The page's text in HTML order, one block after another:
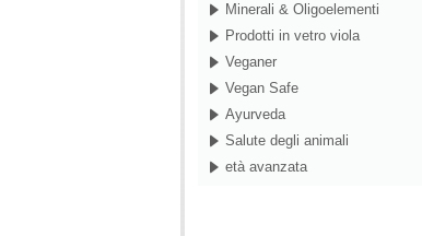
Minerali & Oligoelementi
Prodotti in vetro viola
Veganer
Vegan Safe
Ayurveda
Salute degli animali
età avanzata